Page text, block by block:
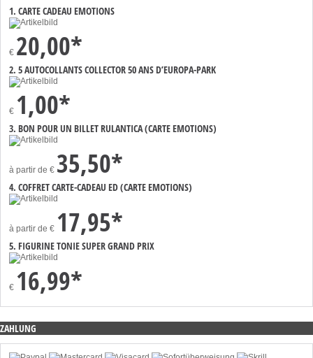
1. CARTE CADEAU EMOTIONS
€ 20,00*
2. 5 AUTOCOLLANTS COLLECTOR 50 ANS D’EUROPA-PARK
€ 1,00*
3. BON POUR UN BILLET RULANTICA (CARTE EMOTIONS)
à partir de € 35,50*
4. COFFRET CARTE-CADEAU ED (CARTE EMOTIONS)
à partir de € 17,95*
5. FIGURINE TONIE SUPER GRAND PRIX
€ 16,99*
ZAHLUNG